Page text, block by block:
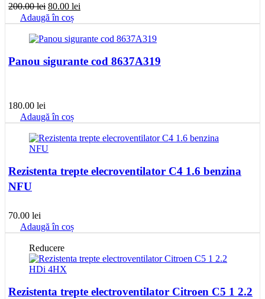
200.00lei Prețul
inițial
a
fost:
80.00 lei
este:
80.00 lei.
Adaugă în coș
Panou sigurante cod 8637A319
180.00 lei
Adaugă în coș
Rezistenta trepte elecroventilator C4 1.6 benzina
NFU
70.00 lei
Adaugă în coș
Reducere
Rezistenta trepte electroventilator Citroen C5 1 2.2